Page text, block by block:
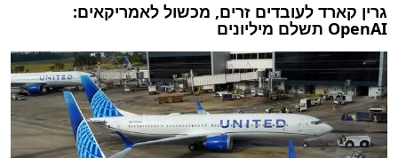
גרין קארד לעובדים זרים, מכשול לאמריקאים:
OpenAI תשלם מיליונים